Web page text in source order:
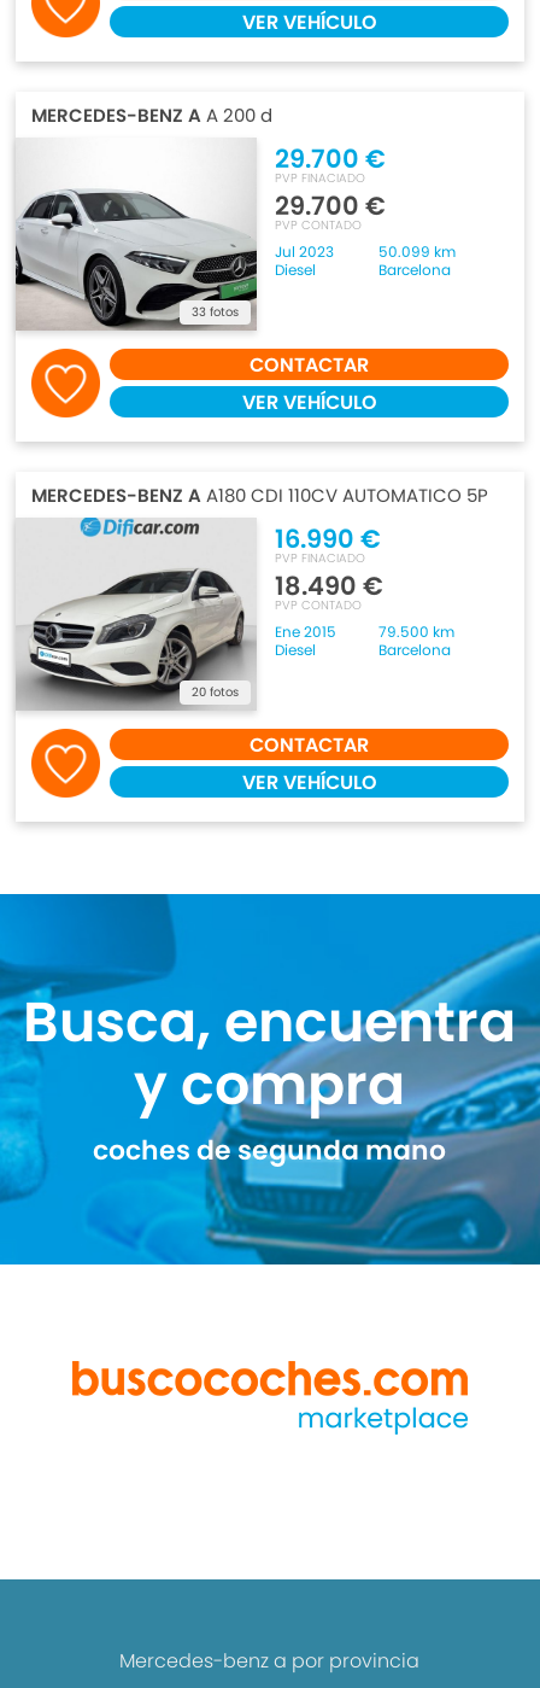
VER VEHÍCULO
MERCEDES-BENZ AA 200 d
33 fotos
29.700 €
PVP FINACIADO
29.700 €
PVP CONTADO
Jul 2023
50.099 km
Diesel
Barcelona
CONTACTAR
VER VEHÍCULO
MERCEDES-BENZ AA180 CDI 110CV AUTOMATICO 5P
20 fotos
16.990 €
PVP FINACIADO
18.490 €
PVP CONTADO
Ene 2015
79.500 km
Diesel
Barcelona
CONTACTAR
VER VEHÍCULO
Busca, encuentra
y compra
coches de segunda mano
Mercedes-benz a por provincia